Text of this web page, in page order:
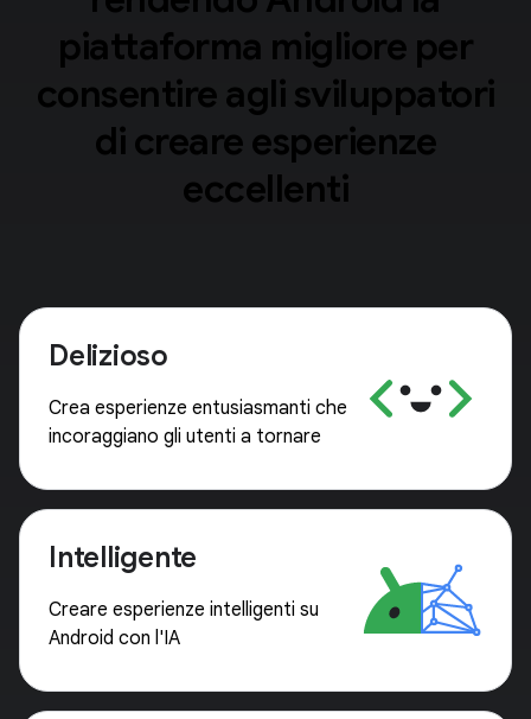
piattaforma migliore per
consentire agli sviluppatori
di creare esperienze
eccellenti
Delizioso
Crea esperienze entusiasmanti che
incoraggiano gli utenti a tornare
Intelligente
Creare esperienze intelligenti su
Android con l'IA